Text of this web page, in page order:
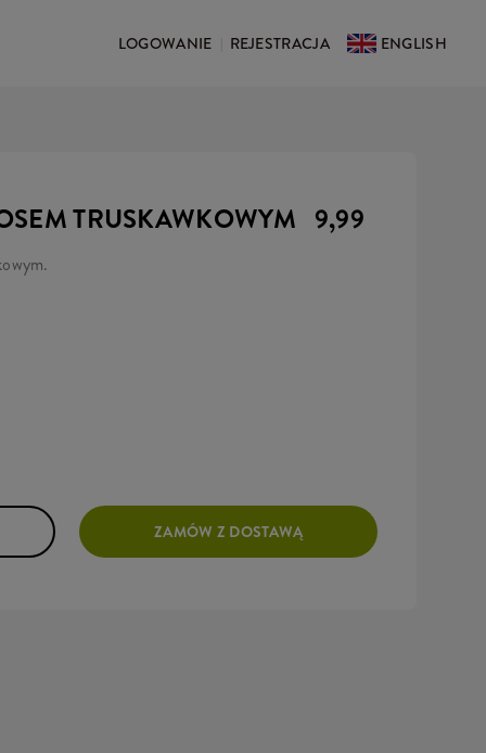
LOGOWANIE REJESTRACJA ENGLISH
TRUSKAWKOWYM 9,99
ZAMÓW Z DOSTAWĄ